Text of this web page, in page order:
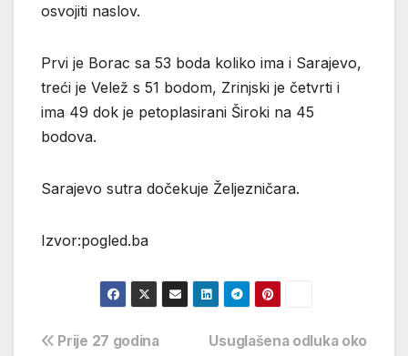
osvojiti naslov.
Prvi je Borac sa 53 boda koliko ima i Sarajevo,
treći je Velež s 51 bodom, Zrinjski je četvrti i
ima 49 dok je petoplasirani Široki na 45
bodova.
Sarajevo sutra dočekuje Željezničara.
Izvor:pogled.ba
Navigacija
Usuglašena odluka oko
Prije 27 godina